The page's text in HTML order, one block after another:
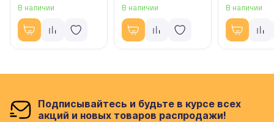
В наличии В наличии В наличии
Подписывайтесь и будьте в курсе всех
акций и новых товаров распродажи!